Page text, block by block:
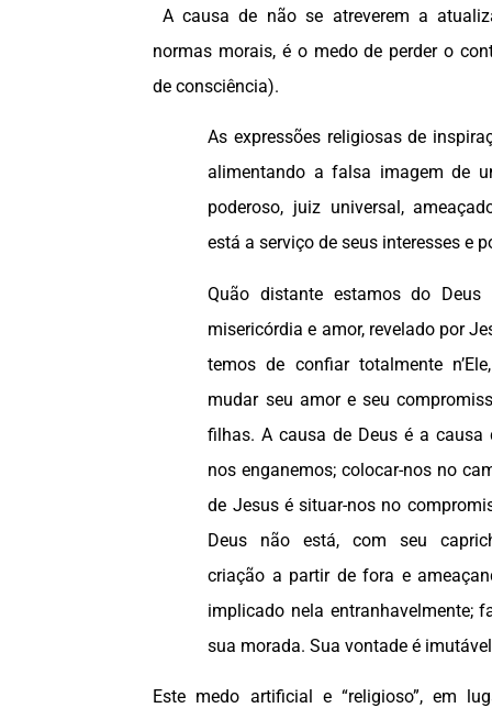
A causa de não se atreverem a
normas morais, é o medo de perder o
de consciência).
As expressões religiosas de
alimentando a falsa imagem de
poderoso, juiz universal,
está a serviço de seus interesses e
Quão distante estamos do
misericórdia e amor, revelado por
temos de confiar totalmente
mudar seu amor e seu
filhas. A causa de Deus é a causa
nos enganemos; colocar-nos no
de Jesus é situar-nos no
Deus não está, com seu
criação a partir de fora e
implicado nela entranhavelmente;
sua morada. Sua vontade é
Este medo artificial e “religioso”, em